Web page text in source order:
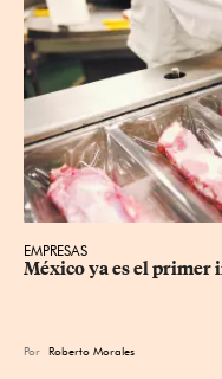
EMPRESAS
México ya es el primer
Por Roberto Morales